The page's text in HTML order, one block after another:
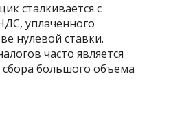
сталкивается с
уплаченного
нулевой ставки.
часто является
большого объема